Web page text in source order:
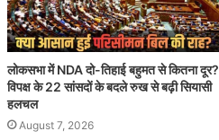
लोकसभा में NDA दो-तिहाई बहुमत से कितना दूर?
विपक्ष के 22 सांसदों के बदले रुख से बढ़ी सियासी
हलचल
August 7, 2026